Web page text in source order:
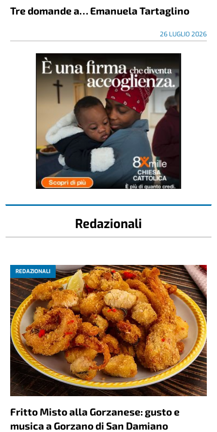
Tre domande a… Emanuela Tartaglino
26 LUGLIO 2026
Redazionali
REDAZIONALI
Fritto Misto alla Gorzanese: gusto e
musica a Gorzano di San Damiano